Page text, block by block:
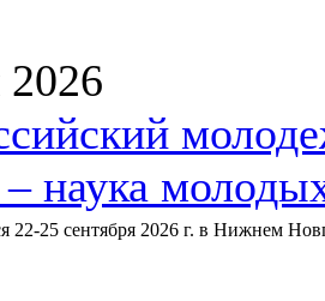
2026
наука
22-25 сентября 2026 г. в Нижнем